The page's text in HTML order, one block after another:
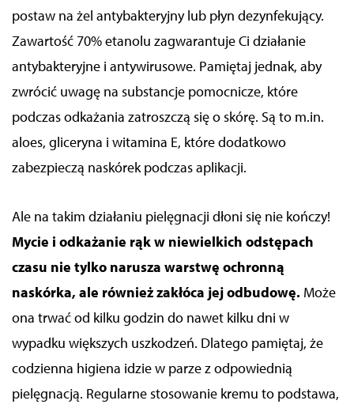
postaw na żel antybakteryjny lub płyn dezynfekujący.
Zawartość 70% etanolu zagwarantuje Ci działanie
antybakteryjne i antywirusowe. Pamiętaj jednak, aby
zwrócić uwagę na substancje pomocnicze, które
podczas odkażania zatroszczą się o skórę. Są to m.in.
aloes, gliceryna i witamina E, które dodatkowo
zabezpieczą naskórekpodczas aplikacji.
Ale na takim działaniu pielęgnacji dłoni się nie kończy!
Mycie i odkażanie rąk w niewielkich odstępach
czasu nie tylko narusza warstwę ochronną
naskórka, ale również zakłóca jej odbudowę. Może
ona trwać od kilku godzin do nawet kilku dni w
wypadku większych uszkodzeń. Dlatego pamiętaj, że
codzienna higiena idzie w parze z odpowiednią
pielęgnacją. Regularne stosowanie kremu to podstawa,